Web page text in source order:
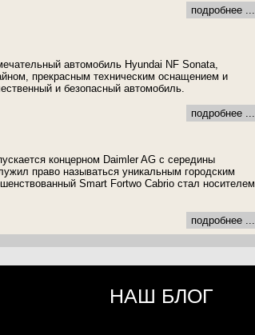
подробнее ...
автомобиль Hyundai NF Sonata,
прекрасным техническим оснащением и
и безопасный автомобиль.
подробнее ...
концерном Daimler AG с середины
право называться уникальным городским
Smart Fortwo Cabrio стал носителем
подробнее ...
НАШ БЛОГ